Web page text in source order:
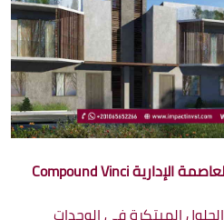
امتلك الاَن بكمبوند فينشي العاصمة الإدارية Compound Vinci
الحلول المبتكرة في الوحدات